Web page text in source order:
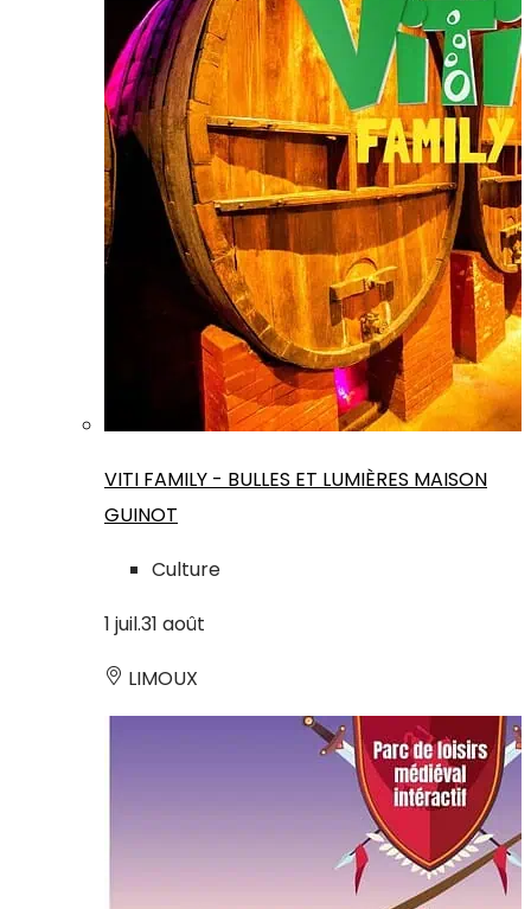
VITI FAMILY - BULLES ET LUMIÈRES MAISON
GUINOT
Culture
1 juil.31 août
LIMOUX